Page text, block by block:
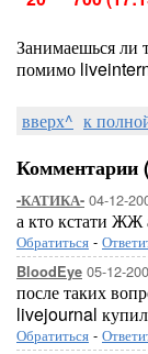
Занимаешься
помимо
вверх^ к
Комментарии
-КАТИКА- 04-12-
а кто кстати ЖЖ
Обратиться -
BloodEye 05-12-
после таких
livejournal
Обратиться -